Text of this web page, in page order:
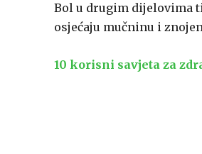
Bol u drugim dijelovima
osjećaju mučninu i
10 korisni savjeta za